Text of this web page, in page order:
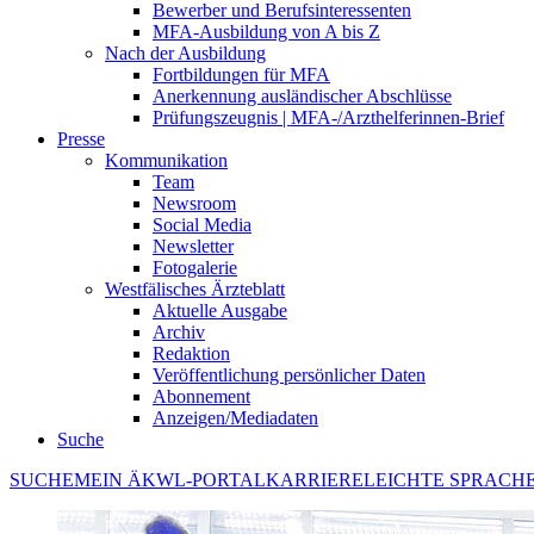
Bewerber und Berufsinteressenten
MFA-Ausbildung von A bis Z
Nach der Ausbildung
Fortbildungen für MFA
Anerkennung ausländischer Abschlüsse
Prüfungszeugnis | MFA-/Arzthelferinnen-Brief
Presse
Kommunikation
Team
Newsroom
Social Media
Newsletter
Fotogalerie
Westfälisches Ärzteblatt
Aktuelle Ausgabe
Archiv
Redaktion
Veröffentlichung persönlicher Daten
Abonnement
Anzeigen/Mediadaten
Suche
SUCHEMEIN ÄKWL-PORTALKARRIERELEICHTE